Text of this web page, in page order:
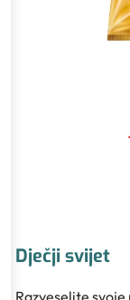
Dječji svijet